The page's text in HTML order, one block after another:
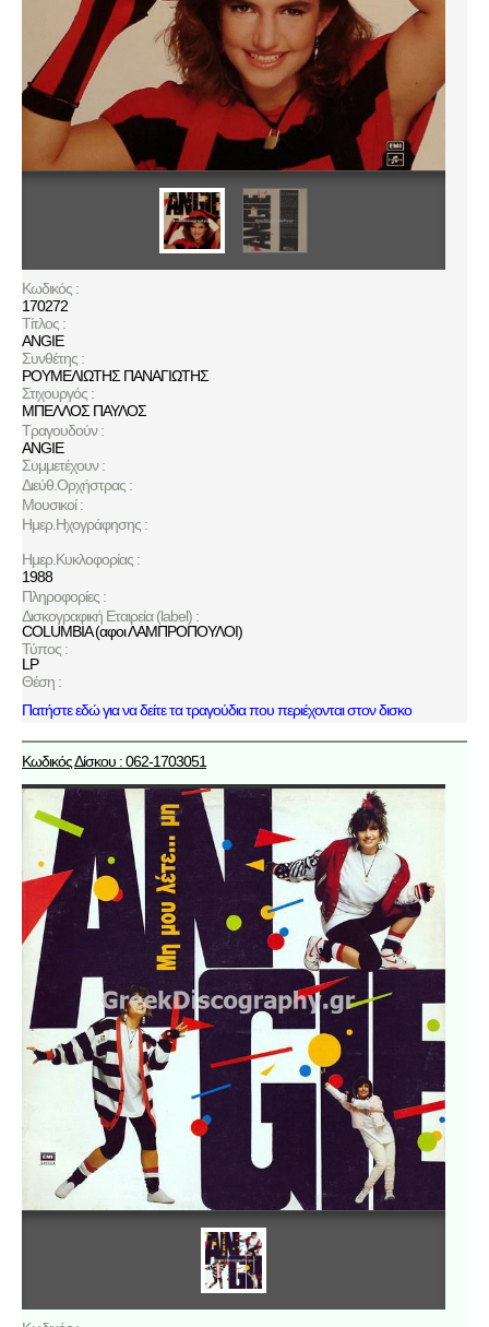
Κωδικός :
170272
Τίτλος :
ANGIE
Συνθέτης :
ΡΟΥΜΕΛΙΩΤΗΣ ΠΑΝΑΓΙΩΤΗΣ
Στιχουργός :
ΜΠΕΛΛΟΣ ΠΑΥΛΟΣ
Τραγουδούν :
ANGIE
Συμμετέχουν :
Διεύθ.Ορχήστρας :
Μουσικοί :
Ημερ.Ηχογράφησης :
Ημερ.Κυκλοφορίας :
1988
Πληροφορίες :
Δισκογραφική Εταιρεία (label) :
COLUMBIA (αφοι ΛΑΜΠΡΟΠΟΥΛΟΙ)
Τύπος :
LP
Θέση :
Πατήστε εδώ για να δείτε τα τραγούδια που περιέχονται στον δισκο
Κωδικός Δίσκου : 062-1703051